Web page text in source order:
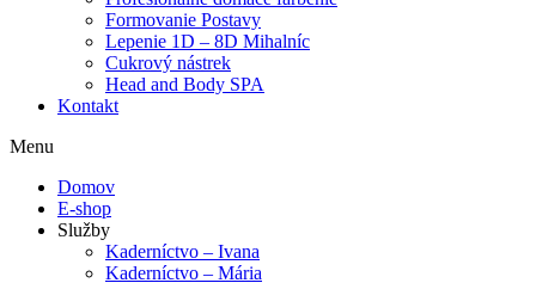
Formovanie Postavy
Lepenie 1D – 8D Mihalníc
Cukrový nástrek
Head and Body SPA
Kontakt
Menu
Domov
E-shop
Služby
Kaderníctvo – Ivana
Kaderníctvo – Mária